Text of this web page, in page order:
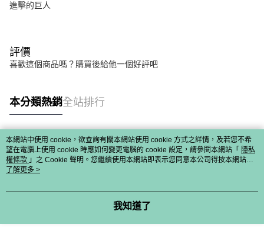
進擊的巨人
評價
喜歡這個商品嗎？購買後給他一個好評吧
本分類熱銷全站排行
熱門標籤
本網站中使用 cookie，欲查詢有關本網站使用 cookie 方式之詳情，及若您不希
望在電腦上使用 cookie 時應如何變更電腦的 cookie 設定，請參閱本網站「 隱私
權條款 」之 Cookie 聲明。您繼續使用本網站即表示您同意本公司得按本網站使
用條款之 Cookie 聲明使用 cookie。
了解更多 >
我知道了